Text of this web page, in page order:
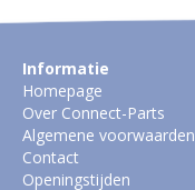
Informatie
Homepage
Over Connect-Parts
Algemene voorwaarden
Contact
Openingstijden